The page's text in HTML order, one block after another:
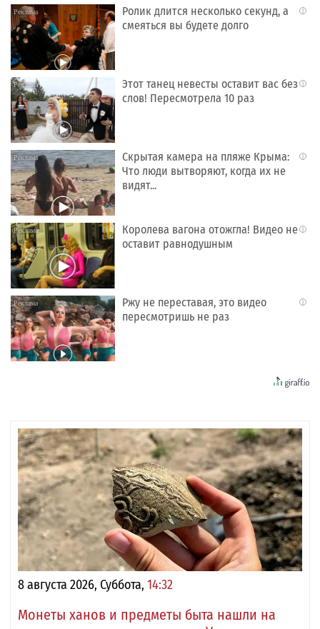
i
Ролик длится несколько секунд, а
смеяться вы будете долго
i
Этот танец невесты оставит вас без
слов! Пересмотрела 10 раз
i
Скрытая камера на пляже Крыма:
Что люди вытворяют, когда их не
видят...
i
Королева вагона отожгла! Видео не
оставит равнодушным
i
Ржу не переставая, это видео
пересмотришь не раз
8 августа 2026, Суббота, 14:32
Монеты ханов и предметы быта нашли на